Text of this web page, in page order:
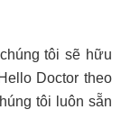
tôi sẽ hữu
Doctor theo
tôi luôn sẵn